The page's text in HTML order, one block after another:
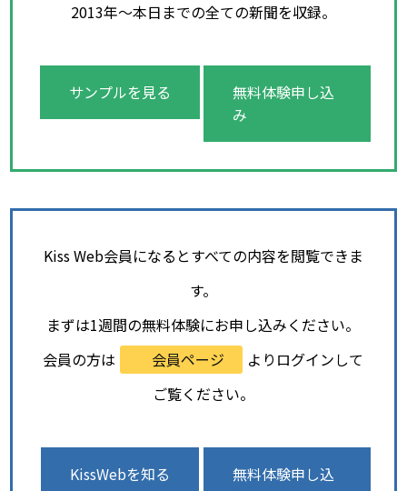
2013年～本日までの全ての新聞を収録。
サンプルを見る
無料体験申し込
み
Kiss Web会員になるとすべての内容を閲覧できま
す。
まずは1週間の無料体験にお申し込みください。
会員の方は
会員ページ
よりログインして
ご覧ください。
KissWebを知る
無料体験申し込